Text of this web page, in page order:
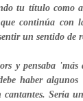
tu título como
continúa con
un sentido de
y pensaba
haber algunos
Sería